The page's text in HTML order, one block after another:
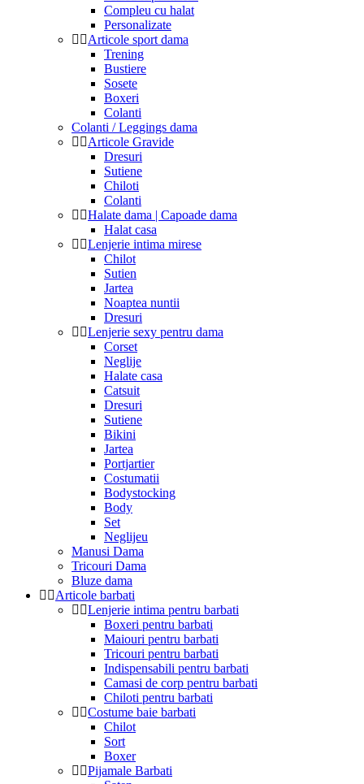
Compleu cu halat
Personalizate
Articole sport dama
Trening
Bustiere
Sosete
Boxeri
Colanti
Colanti / Leggings dama
Articole Gravide
Dresuri
Sutiene
Chiloti
Colanti
Halate dama | Capoade dama
Halat casa
Lenjerie intima mirese
Chilot
Sutien
Jartea
Noaptea nuntii
Dresuri
Lenjerie sexy pentru dama
Corset
Neglije
Halate casa
Catsuit
Dresuri
Sutiene
Bikini
Jartea
Portjartier
Costumatii
Bodystocking
Body
Set
Neglijeu
Manusi Dama
Tricouri Dama
Bluze dama
Articole barbati
Lenjerie intima pentru barbati
Boxeri pentru barbati
Maiouri pentru barbati
Tricouri pentru barbati
Indispensabili pentru barbati
Camasi de corp pentru barbati
Chiloti pentru barbati
Costume baie barbati
Chilot
Sort
Boxer
Pijamale Barbati